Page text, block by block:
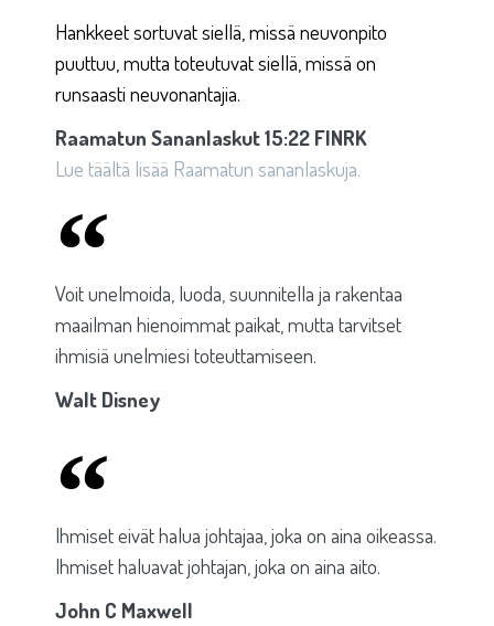
Hankkeet sortuvat siellä, missä neuvonpito
puuttuu, mutta toteutuvat siellä, missä on
runsaasti neuvonantajia.
Raamatun Sananlaskut 15:22 FINRK
Lue täältä lisää Raamatun sananlaskuja.
Voit unelmoida, luoda, suunnitella ja rakentaa
maailman hienoimmat paikat, mutta tarvitset
ihmisiä unelmiesi toteuttamiseen.
Walt Disney
Ihmiset eivät halua johtajaa, joka on aina oikeassa.
Ihmiset haluavat johtajan, joka on aina aito.
John C Maxwell